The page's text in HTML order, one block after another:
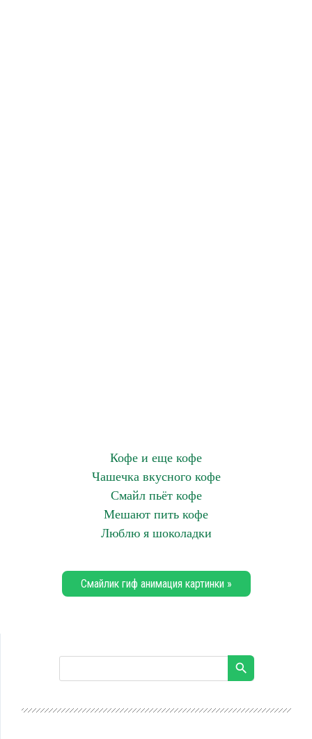
Кофе и еще кофе
Чашечка вкусного кофе
Смайл пьёт кофе
Мешают пить кофе
Люблю я шоколадки
Смайлик гиф анимация картинки »